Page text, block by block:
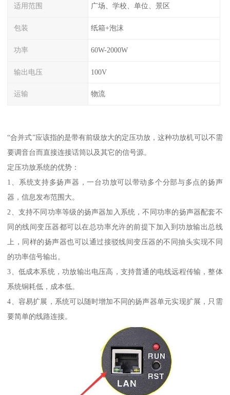
适用范围 广场、学校、单位、景区
包装 纸箱+泡沫
功率 60W-2000W
输出电压 100V
运输 物流
“合并式”应该指的是带有前级放大的定压功放，这种功放机可以不需
要调音台而直接连接话筒以及其它的信号源。
定压功放系统的优势：
1、系统支持多扬声器，一台功放可以带动多个分部与多点的扬声
器，信息发布范围大。
2、支持不同功率等级的扬声器加入系统，不同功率的扬声器配套不
同的线间变压器都可以在总功率允许的前提下加入到功放输出总线
上，同样的扬声器也可以通过接驳线间变压器的不同抽头实现不同
的功率信号输出。
3、低成本系统，功放输出电压高，支持普通的电线远程传输，整体
系统铜耗低，成本低。
4、容易扩展，系统可以随时增加不同的扬声器单元实现扩展，只需
要简单的线路连接。